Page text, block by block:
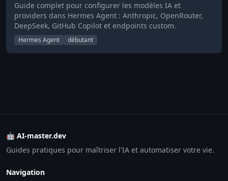
Guide complet pour configurer les modèles IA et
providers dans Hermes Agent : Anthropic, OpenRouter,
DeepSeek, GitHub Copilot et endpoints custom.
Hermes Agent débutant
🤖 AI-master.dev
Guides pratiques pour maîtriser l'IA et automatiser votre vie.
Navigation